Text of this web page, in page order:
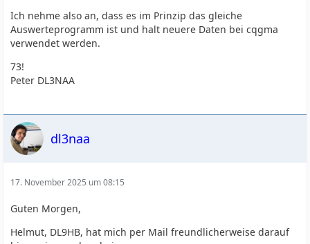
Ich nehme also an, dass es im Prinzip das gleiche
Auswerteprogramm ist und halt neuere Daten bei cqgma
verwendet werden.
73!
Peter DL3NAA
dl3naa
17. November 2025 um 08:15
Guten Morgen,
Helmut, DL9HB, hat mich per Mail freundlicherweise darauf